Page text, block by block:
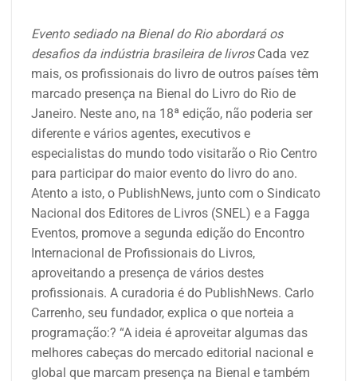
Evento sediado na Bienal do Rio abordará os
desafios da indústria brasileira de livrosCada vez
mais, os profissionais do livro de outros países têm
marcado presença na Bienal do Livro do Rio de
Janeiro. Neste ano, na 18ª edição, não poderia ser
diferente e vários agentes, executivos e
especialistas do mundo todo visitarão o Rio Centro
para participar do maior evento do livro do ano.
Atento a isto, o PublishNews, junto com o Sindicato
Nacional dos Editores de Livros (SNEL) e a Fagga
Eventos, promove a segunda edição do Encontro
Internacional de Profissionais do Livros,
aproveitando a presença de vários destes
profissionais. A curadoria é do PublishNews. Carlo
Carrenho, seu fundador, explica o que norteia a
programação:? “A ideia é aproveitar algumas das
melhores cabeças do mercado editorial nacional e
global que marcam presença na Bienal e também